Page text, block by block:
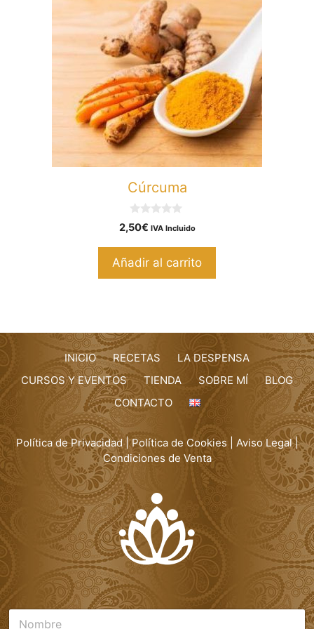
Cúrcuma
0
d
2,50€ IVA Incluido
Añadir al carrito
INICIO RECETAS
LA DESPENSA
CURSOS Y EVENTOS
TIENDA SOBRE MÍ
BLOG
CONTACTO
Política de Privacidad|Política de Cookies Aviso Legal|
Condiciones de Venta
N